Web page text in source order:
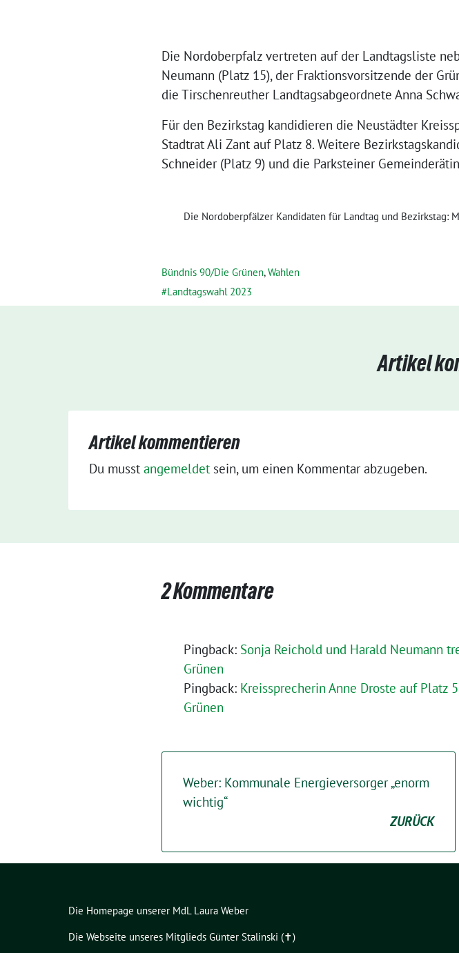
Die Nordoberpfalz vertreten auf der Landtagsliste
Neumann (Platz 15), der Fraktionsvorsitzende der
die Tirschenreuther Landtagsabgeordnete Anna
Für den Bezirkstag kandidieren die Neustädter
Stadtrat Ali Zant auf Platz 8. Weitere
Schneider (Platz 9) und die Parksteiner
Die Nordoberpfälzer Kandidaten für Landtag und Bezirkstag:
Bündnis 90/Die Grünen,Wahlen
Landtagswahl 2023
Artikel
Artikel kommentieren
Du musst angemeldet sein, um einen Kommentar abzugeben.
2 Kommentare
Pingback: Sonja Reichold und Harald Neumann
Grünen
Pingback: Kreissprecherin Anne Droste auf Platz
Grünen
Weber: Kommunale Energieversorger „enorm
wichtig“
ZURÜCK
Die Homepage unserer MdL Laura Weber
Die Webseite unseres Mitglieds Günter Stalinski (✝︎)